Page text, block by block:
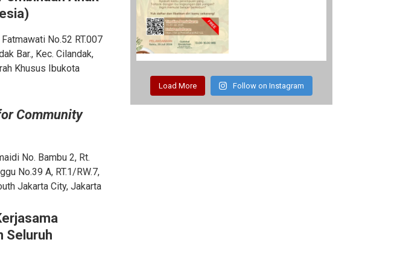
No.52 RT.007
Bar., Kec. Cilandak,
Khusus Ibukota
Community
No. Bambu 2, Rt.
No.39 A, RT.1/RW.7,
Jakarta City, Jakarta
Seluruh
Load More Follow on Instagram